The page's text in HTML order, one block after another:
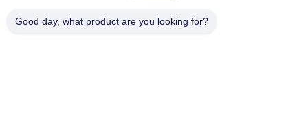
Tianan, Nancheng-District, Dongguan-Stad, de Provincie
Good day, what product are you looking for?